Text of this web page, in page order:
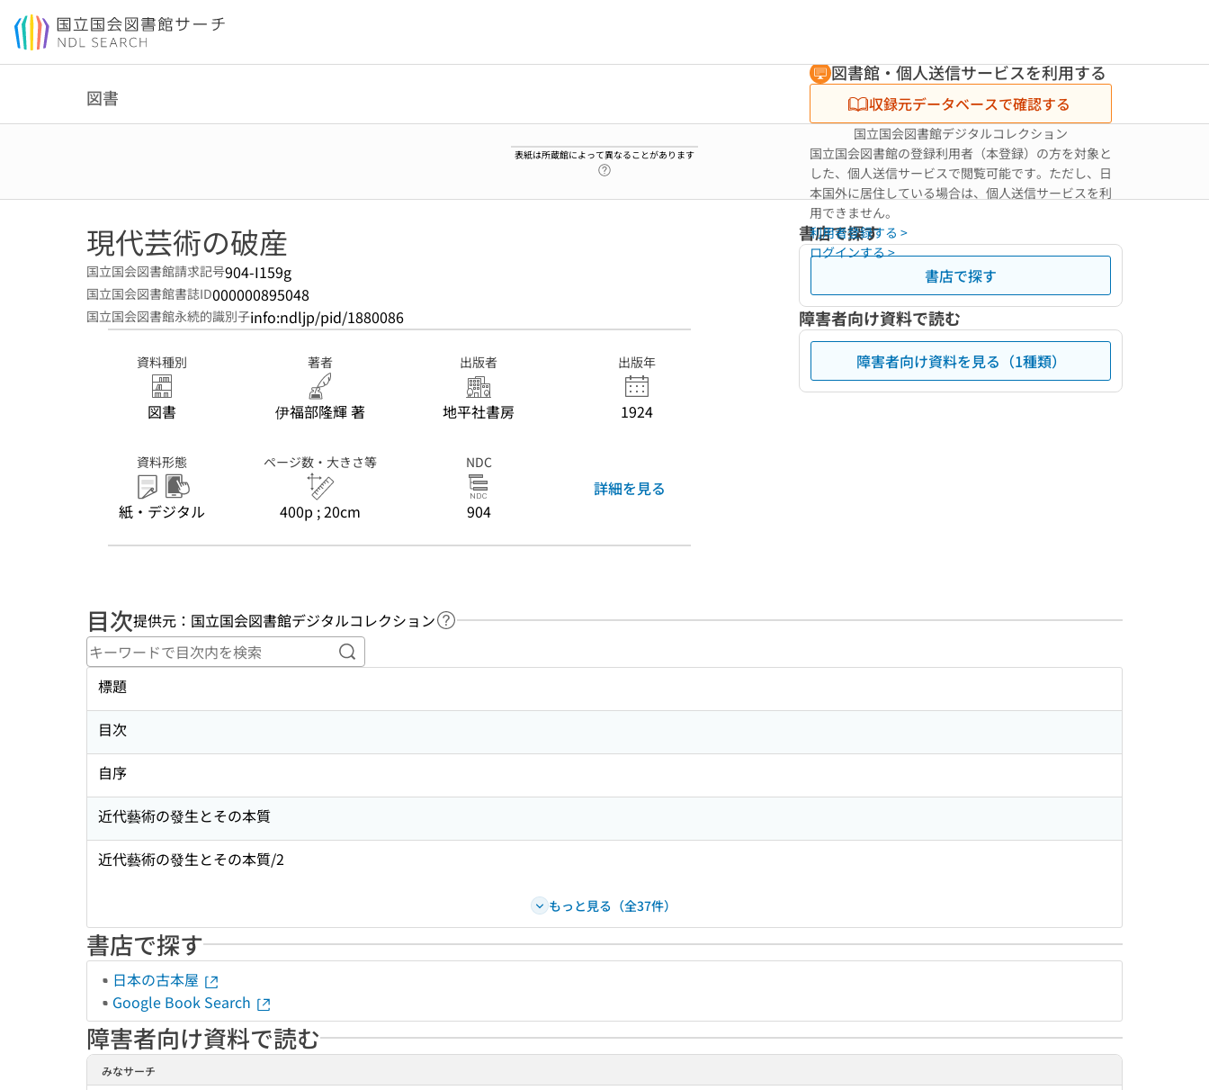
本文へ移動
図書
表紙は所蔵館によって異なることがあります
図書館・個人送信サービスを利用する
収録元データベースで確認する
国立国会図書館デジタルコレクション
国立国会図書館の登録利用者（本登録）の方を対象と
した、個人送信サービスで閲覧可能です。ただし、日
本国外に居住している場合は、個人送信サービスを利
用できません。
利用者登録する >
ログインする >
現代芸術の破産
国立国会図書館請求記号904-I159g
国立国会図書館書誌ID000000895048
国立国会図書館永続的識別子info:ndljp/pid/1880086
資料種別
図書
著者
伊福部隆輝 著
出版者
地平社書房
出版年
1924
資料形態
紙・デジタル
ページ数・大きさ等
400p ; 20cm
NDC
904
詳細を見る
書店で探す
書店で探す
障害者向け資料で読む
障害者向け資料を見る（1種類）
目次提供元：国立国会図書館デジタルコレクション ヘルプページへのリンク
キーワードで目次内を検索
標題
目次
自序
近代藝術の發生とその本質
近代藝術の發生とその本質/2
もっと見る（全37件）
書店で探す
日本の古本屋
Google Book Search
障害者向け資料で読む
みなサーチ